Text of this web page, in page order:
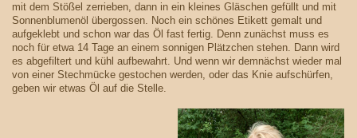
mit dem Stößel zerrieben, dann in ein kleines Gläschen gefüllt und mit
Sonnenblumenöl übergossen. Noch ein schönes Etikett gemalt und
aufgeklebt und schon war das Öl fast fertig. Denn zunächst muss es
noch für etwa 14 Tage an einem sonnigen Plätzchen stehen. Dann wird
es abgefiltert und kühl aufbewahrt. Und wenn wir demnächst wieder mal
von einer Stechmücke gestochen werden, oder das Knie aufschürfen,
geben wir etwas Öl auf die Stelle.